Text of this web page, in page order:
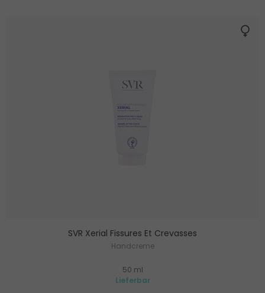
SVR Xerial Fissures Et Crevasses
Handcreme
50 ml
Lieferbar